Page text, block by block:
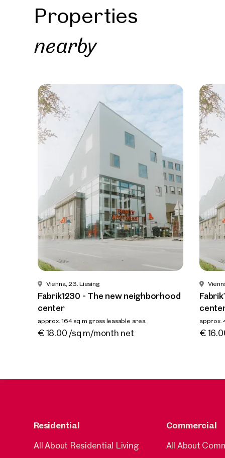
nearby
€
Properties
nearby
Vienna, 23. Liesing
Fabrik1230 - The new neighborhood
center
approx. 164 sq m gross leasable area
Available Ab sofort
€ 18.00 /sq m/month net
approx.
€
Residential
All About Residential Living
Commercial
All About